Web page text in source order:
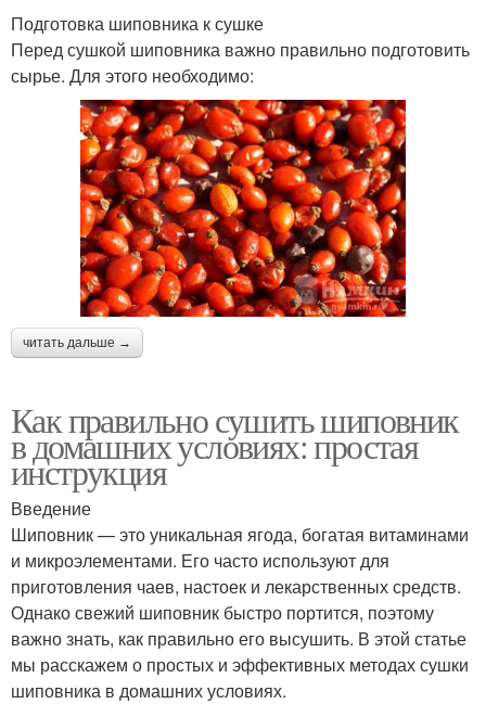
Подготовка шиповника к сушке
Перед сушкой шиповника важно правильно подготовить
сырье. Для этого необходимо:
читать дальше →
Как правильно сушить шиповник
в домашних условиях: простая
инструкция
Введение
Шиповник — это уникальная ягода, богатая витаминами
и микроэлементами. Его часто используют для
приготовления чаев, настоек и лекарственных средств.
Однако свежий шиповник быстро портится, поэтому
важно знать, как правильно его высушить. В этой статье
мы расскажем о простых и эффективных методах сушки
шиповника в домашних условиях.